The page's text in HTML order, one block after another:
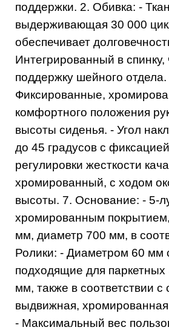
поддержки. 2. Обивка: -
выдерживающая 30 000
обеспечивает
Интегрированный в спинку,
поддержку шейного
Фиксированные,
комфортного положения
высоты сиденья. - Угол
до 45 градусов с
регулировки жесткости
хромированный, с ходом
высоты. 7. Основание: - 5-
хромированным
мм, диаметр 700 мм, в
Ролики: - Диаметром 60 мм
подходящие для
мм, также в соответствии
выдвижная, хромированная
- Максимальный вес